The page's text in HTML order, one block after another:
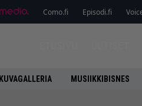
Como.fi Episodi.fi
KUVAGALLERIA MUSIIKKIBISNES